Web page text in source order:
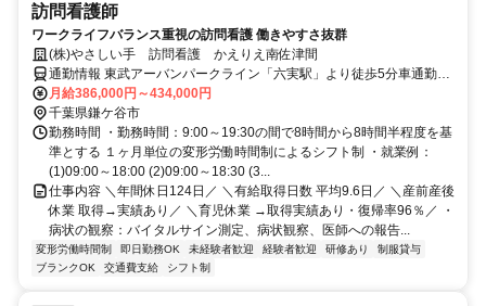
訪問看護師
ワークライフバランス重視の訪問看護 働きやすさ抜群
(株)やさしい手 訪問看護 かえりえ南佐津間
通勤情報 東武アーバンパークライン「六実駅」より徒歩5分車通勤応
相談
月給386,000円～434,000円
千葉県鎌ケ谷市
勤務時間 ・勤務時間：9:00～19:30の間で8時間から8時間半程度を基
準とする １ヶ月単位の変形労働時間制によるシフト制 ・就業例：
(1)09:00～18:00 (2)09:00～18:30 (3...
仕事内容 ＼年間休日124日／ ＼有給取得日数 平均9.6日／ ＼産前産後
休業 取得→実績あり／ ＼育児休業 →取得実績あり・復帰率96％／ ・
病状の観察：バイタルサイン測定、病状観察、医師への報告...
変形労働時間制 即日勤務OK 未経験者歓迎 経験者歓迎 研修あり
制服貸与
ブランクOK
交通費支給 シフト制